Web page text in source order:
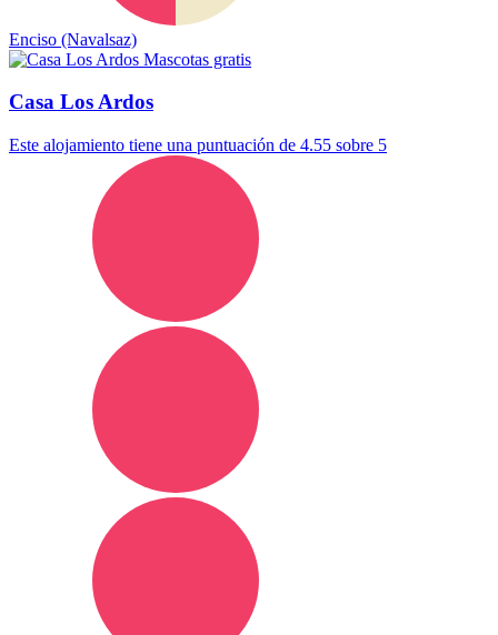
Enciso (Navalsaz)
Mascotas gratis
Casa Los Ardos
Este alojamiento tiene una puntuación de 4.55 sobre 5